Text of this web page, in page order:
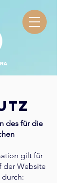
des für die
gilt für
der Website